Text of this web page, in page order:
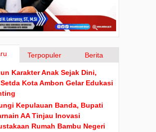
Terpopuler Berita
Karakter Anak Sejak Dini,
Setda Kota Ambon Gelar Edukasi
Kepulauan Banda, Bupati
AA Tinjau Inovasi
Rumah Bambu Negeri